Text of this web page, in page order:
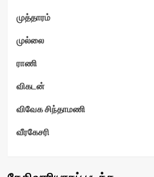
முத்தாரம்
முல்லை
ராணி
விகடன்
விவேக சிந்தாமணி
வீரகேசரி